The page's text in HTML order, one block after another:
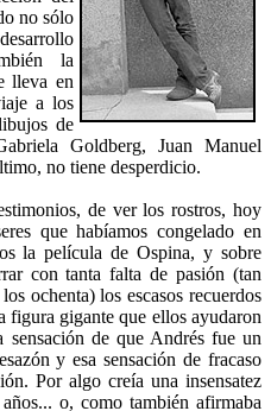
no sólo
la
lleva en
a los
de
Goldberg, Juan Manuel
no tiene desperdicio.
de ver los rostros, hoy
que habíamos congelado en
la película de Ospina, y sobre
con tanta falta de pasión (tan
ochenta) los escasos recuerdos
figura gigante que ellos ayudaron
sensación de que Andrés fue un
y esa sensación de fracaso
Por algo creía una insensatez
o, como también afirmaba